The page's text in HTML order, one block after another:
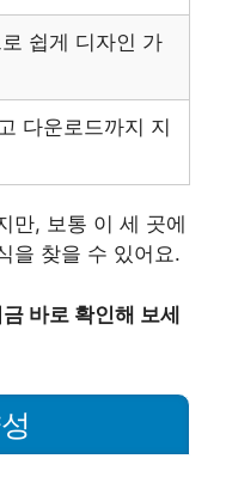
쉽게 디자인 가
다운로드까지 지
만, 보통 이 세 곳에
을 찾을 수 있어요.
바로 확인해 보세